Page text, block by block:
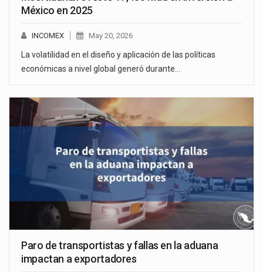
México en 2025
INCOMEX May 20, 2026
La volatilidad en el diseño y aplicación de las políticas
económicas a nivel global generó durante…
Paro de transportistas y fallas en la aduana
impactan a exportadores